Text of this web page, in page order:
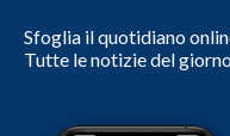
Sfoglia il quotidiano
Tutte le notizie del